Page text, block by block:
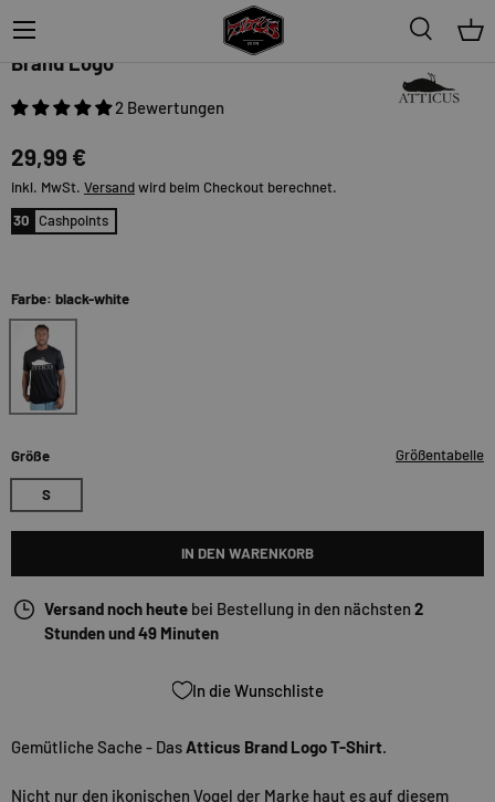
Suche
Menü
Atticus
Brand Logo
2 Bewertungen
29,99 €
inkl. MwSt. Versandwird beim Checkout berechnet.
30
Cashpoints
Farbe: black-white
Größe Größentabelle
S
IN DEN WARENKORB
Versand noch heute bei Bestellung in den nächsten 2
Stunden und 49 Minuten
In die Wunschliste
Gemütliche Sache - DasAtticus Brand Logo T-Shirt.
Nicht nur den ikonischen Vogel der Marke haut es auf diesem